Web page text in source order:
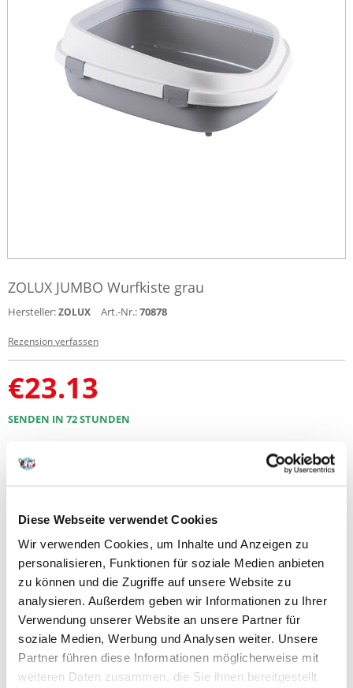
Diese Webseite verwendet Cookies
Wir verwenden Cookies, um Inhalte und Anzeigen zu
personalisieren, Funktionen für soziale Medien anbieten
zu können und die Zugriffe auf unsere Website zu
analysieren. Außerdem geben wir Informationen zu Ihrer
Verwendung unserer Website an unsere Partner für
soziale Medien, Werbung und Analysen weiter. Unsere
Partner führen diese Informationen möglicherweise mit
weiteren Daten zusammen, die Sie ihnen bereitgestellt
ZOLUX JUMBO Wurfkiste grau
Hersteller:ZOLUX Art.-Nr.:70878
Rezension verfassen
€23.13
SENDEN IN 72 STUNDEN
ZOLUX JUMBO Katzentoilette Farbe grau
Breiter und hoher Rahmen verhindert das Austreten von Streu.
Separate Unterseite ermöglicht eine bequeme und gründliche Reinigung
der Katzentoilette. Die abgesenkte Schwelle an der Vorderseite
erleichtert älteren Katzen und Kätzchen das Betreten der Katzentoilette.